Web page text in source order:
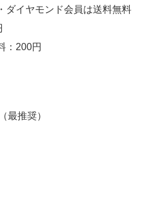
ダイヤモンド会員は送料無料
：200円
最推奨）